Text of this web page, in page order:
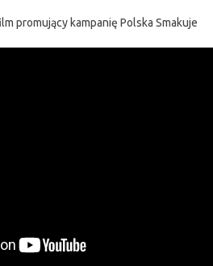
promujący kampanię Polska Smakuje